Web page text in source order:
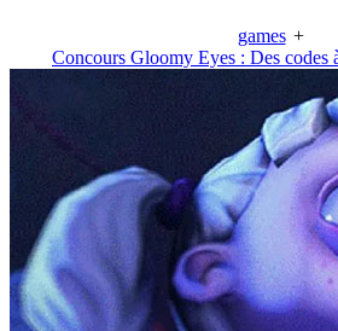
games +
Concours Gloomy Eyes : Des codes